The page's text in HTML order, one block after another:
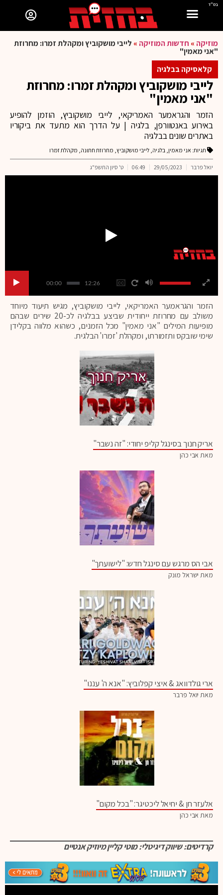
בס"ד
מוזיקה » חדשות המוזיקה » לייבי מושקוביץ ומקהלת זמרו: מחרוזת
"אני מאמין"
קלאסיקה בבלגיה
לייבי מושקוביץ ומקהלת זמרו: מחרוזת
"אני מאמין"
הזמר והגראמער האמריקאי, לייבי מושקוביץ, הוזמן להופיע
באירוע באנטוורפן, בלגיה | על הדרך הוא מתעד את ביקוריו
באתרים שונים בבלגיה
תגיות: אני מאמין, בלגיה, לייבי מושקוביץ, מחרוזת חתונה, מקהלת זמרו
יואל פרבר 29/05/2023
06:49 ט' סיון התשפ"ג
00:00 12:26
הזמר והגראמער האמריקאי, לייבי מושקוביץ, מגיש תיעוד מיוחד
משולב עם מחרוזת ייחודית שביצע בבלגיה לכ-20 שירים שבהם
מופיעות המילים "אני מאמין" מכל הזמנים, כשהוא מלווה בקלידן
שימי שובקס ותזמורתו, ומקהלת 'זמרו' הבלגית.
אריק חנוך בסינגל קליפ יחודי: "זה נשבר"
מאת אבי כהן
אבי הס מרגש עם סינגל חדש: "לישועתך"
מאת ישראל מונק
ארי גולדוואג & איצי קפלוביץ: "אנא ה' עננו"
מאת יואל פרבר
אלעזר חן & יחיאל ליכטיגר: "בכל מקום"
מאת אבי כהן
קרדיטים: שיווק דיגיטלי: מוטי קליין מיוזיק אנטיים